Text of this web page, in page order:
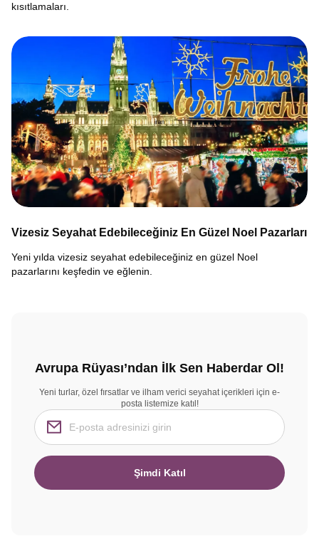
kısıtlamaları.
Vizesiz Seyahat Edebileceğiniz En Güzel Noel Pazarları
Yeni yılda vizesiz seyahat edebileceğiniz en güzel Noel
pazarlarını keşfedin ve eğlenin.
Avrupa Rüyası’ndan İlk Sen Haberdar Ol!
Yeni turlar, özel fırsatlar ve ilham verici seyahat içerikleri için e-
posta listemize katıl!
Şimdi Katıl